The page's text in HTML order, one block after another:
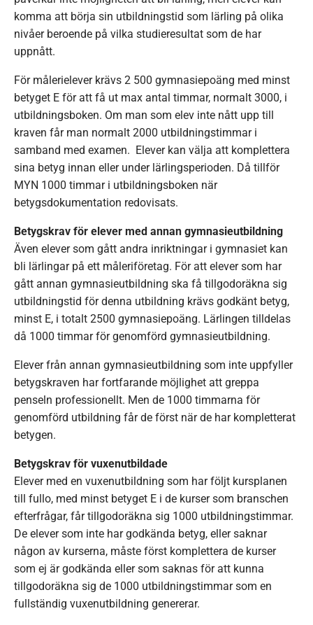
komma att börja sin utbildningstid som lärling på olika
nivåer beroende på vilka studieresultat som de har
uppnått.
För målerielever krävs 2 500 gymnasiepoäng med minst
betyget E för att få ut max antal timmar, normalt 3000, i
utbildningsboken. Om man som elev inte nått upp till
kraven får man normalt 2000 utbildningstimmar i
samband med examen. Elever kan välja att komplettera
sina betyg innan eller under lärlingsperioden. Då tillför
MYN 1000 timmar i utbildningsboken när
betygsdokumentation redovisats.
Betygskrav för elever med annan gymnasieutbildning
Även elever som gått andra inriktningar i gymnasiet kan
bli lärlingar på ett måleriföretag. För att elever som har
gått annan gymnasieutbildning ska få tillgodoräkna sig
utbildningstid för denna utbildning krävs godkänt betyg,
minst E, i totalt 2500 gymnasiepoäng. Lärlingen tilldelas
då 1000 timmar för genomförd gymnasieutbildning.
Elever från annan gymnasieutbildning som inte uppfyller
betygskraven har fortfarande möjlighet att greppa
penseln professionellt. Men de 1000 timmarna för
genomförd utbildning får de först när de har kompletterat
betygen.
Betygskrav för vuxenutbildade
Elever med en vuxenutbildning som har följt kursplanen
till fullo, med minst betyget E i de kurser som branschen
efterfrågar, får tillgodoräkna sig 1000 utbildningstimmar.
De elever som inte har godkända betyg, eller saknar
någon av kurserna, måste först komplettera de kurser
som ej är godkända eller som saknas för att kunna
tillgodoräkna sig de 1000 utbildningstimmar som en
fullständig vuxenutbildning genererar.